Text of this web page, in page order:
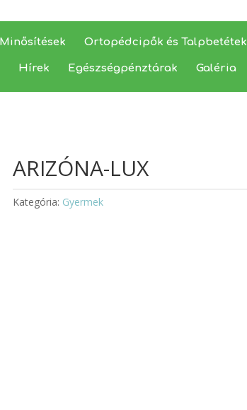
Minősítések Ortopédcipők és Talpbetétek
Hírek Egészségpénztárak Galéria
ARIZÓNA-LUX
Kategória: Gyermek